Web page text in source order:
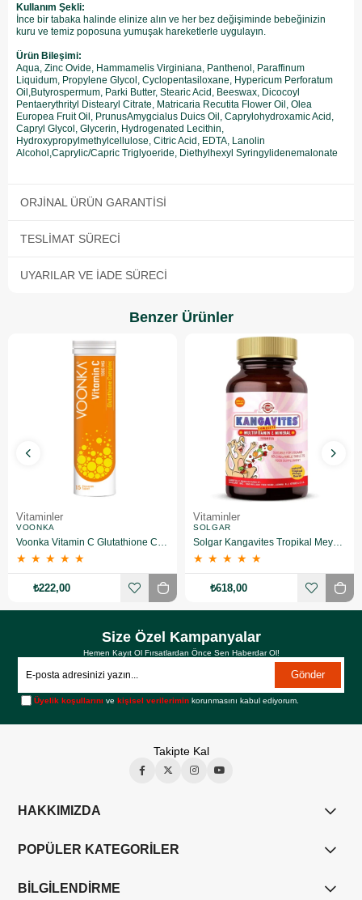
Kullanım Şekli:
İnce bir tabaka halinde elinize alın ve her bez değişiminde bebeğinizin
kuru ve temiz poposuna yumuşak hareketlerle uygulayın.
Ürün Bileşimi:
Aqua, Zinc Ovide, Hammamelis Virginiana, Panthenol, Paraffinum
Liquidum, Propylene Glycol, Cyclopentasiloxane, Hypericum Perforatum
Oil,Butyrospermum, Parki Butter, Stearic Acid, Beeswax, Dicocoyl
Pentaerythrityl Distearyl Citrate, Matricaria Recutita Flower Oil, Olea
Europea Fruit Oil, PrunusAmygcialus Duics Oil, Caprylohydroxamic Acid,
Capryl Glycol, Glycerin, Hydrogenated Lecithin,
Hydroxypropylmethylcellulose, Citric Acid, EDTA, Lanolin
Alcohol,Caprylic/Capric Triglyoeride, Diethylhexyl Syringylidenemalonate
ORJINAL ÜRÜN GARANTISI
TESLIMAT SÜRECI
UYARILAR VE İADE SÜRECI
Benzer Ürünler
Vitaminler
VOONKA
★ ★ ★ ★ ★
₺222,00
Vitaminler
SOLGAR
★ ★ ★ ★ ★
₺618,00
Size Özel Kampanyalar
Hemen Kayıt Ol Fırsatlardan Önce Sen Haberdar Ol!
Gönder
Üyelik koşullarını vekişisel verilerimin korunmasını kabul ediyorum.
Takipte Kal
HAKKIMIZDA
POPÜLER KATEGORİLER
BİLGİLENDİRME